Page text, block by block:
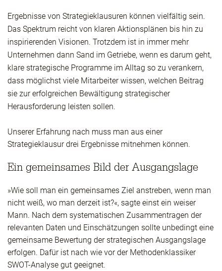
Ergebnisse von Strategieklausuren können vielfältig sein.
Das Spektrum reicht von klaren Aktionsplänen bis hin zu
inspirierenden Visionen. Trotzdem ist in immer mehr
Unternehmen dann Sand im Getriebe, wenn es darum geht,
klare strategische Programme im Alltag so zu verankern,
dass möglichst viele Mitarbeiter wissen, welchen Beitrag
sie zur erfolgreichen Bewältigung strategischer
Herausforderung leisten sollen.
Unserer Erfahrung nach muss man aus einer
Strategieklausur drei Ergebnisse mitnehmen können.
Ein gemeinsames Bild der Ausgangslage
»Wie soll man ein gemeinsames Ziel anstreben, wenn man
nicht weiß, wo man derzeit ist?«, sagte einst ein weiser
Mann. Nach dem systematischen Zusammentragen der
relevanten Daten und Einschätzungen sollte unbedingt eine
gemeinsame Bewertung der strategischen Ausgangslage
erfolgen. Dafür ist nach wie vor der Methodenklassiker
SWOT-Analyse gut geeignet.